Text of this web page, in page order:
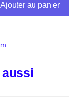
Ajouter au panier